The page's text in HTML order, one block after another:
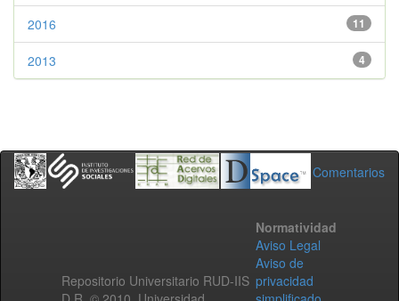
11
2016
4
2013
Comentarios
Repositorio Universitario RUD-IIS
Normatividad
Aviso Legal
Aviso de
privacidad